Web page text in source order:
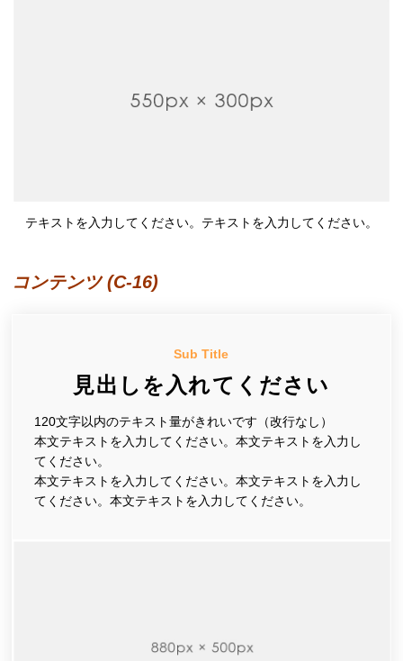
テキストを入力してください。テキストを入力してください。
コンテンツ (C-16)
Sub Title
見出しを入れてください
120文字以内のテキスト量がきれいです（改行なし）
本文テキストを入力してください。本文テキストを入力し
てください。
本文テキストを入力してください。本文テキストを入力し
てください。本文テキストを入力してください。